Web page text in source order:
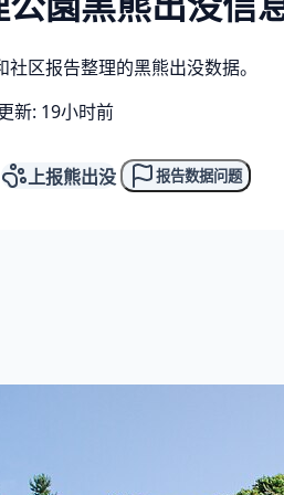
区报告整理的黑熊出没数据。
新: 19小时前
上报熊出没 报告数据问题